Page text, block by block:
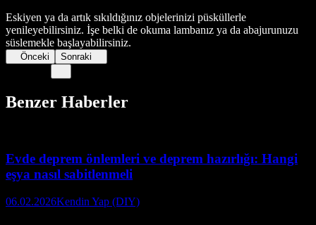
Eskiyen ya da artık sıkıldığınız objelerinizi püsküllerle
yenileyebilirsiniz. İşe belki de okuma lambanız ya da abajurunuzu
süslemekle başlayabilirsiniz.
Önceki Sonraki
Benzer Haberler
Evde deprem önlemleri ve deprem hazırlığı: Hangi
eşya nasıl sabitlenmeli
06.02.2026Kendin Yap (DIY)